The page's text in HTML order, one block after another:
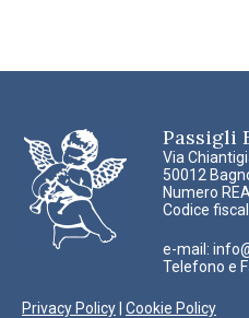
Passigli
Via
50012
Numero
Codice
e-mail:
Telefono e
Privacy Policy| Cookie Policy